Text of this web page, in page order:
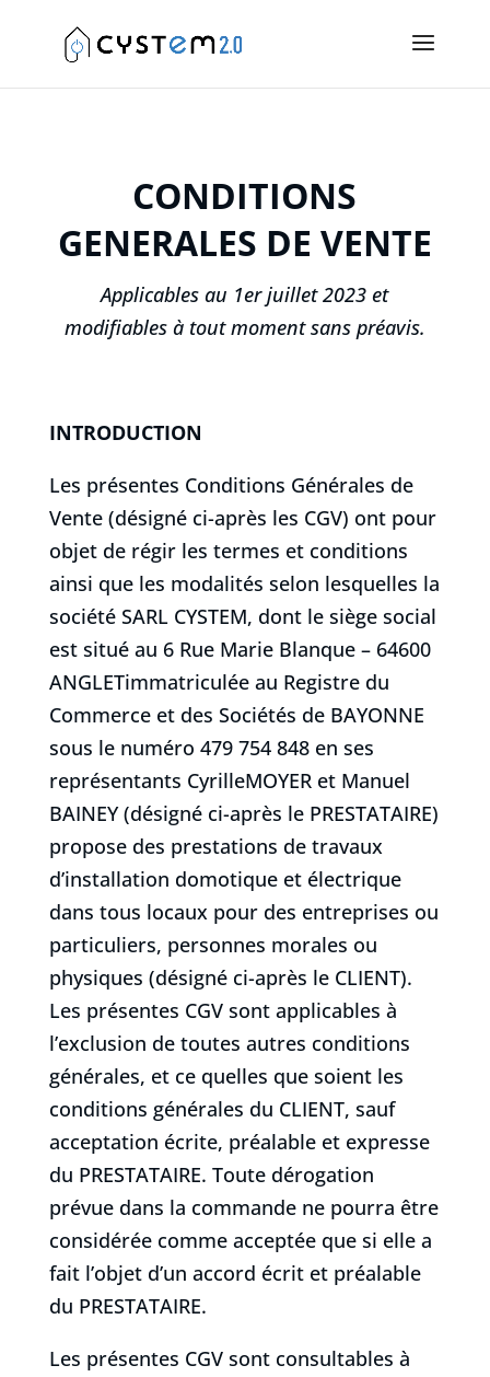
CONDITIONS
GENERALES DE VENTE
Applicables au 1er juillet 2023 et
modifiables à tout moment sans préavis.
INTRODUCTION
Les présentes Conditions Générales de
Vente (désigné ci-après les CGV) ont pour
objet de régir les termes et conditions
ainsi que les modalités selon lesquelles la
société SARL CYSTEM, dont le siège social
est situé au 6 Rue Marie Blanque – 64600
ANGLETimmatriculée au Registre du
Commerce et des Sociétés de BAYONNE
sous le numéro 479 754 848 en ses
représentants CyrilleMOYER et Manuel
BAINEY (désigné ci-après le PRESTATAIRE)
propose des prestations de travaux
d’installation domotique et électrique
dans tous locaux pour des entreprises ou
particuliers, personnes morales ou
physiques (désigné ci-après le CLIENT).
Les présentes CGV sont applicables à
l’exclusion de toutes autres conditions
générales, et ce quelles que soient les
conditions générales du CLIENT, sauf
acceptation écrite, préalable et expresse
du PRESTATAIRE. Toute dérogation
prévue dans la commande ne pourra être
considérée comme acceptée que si elle a
fait l’objet d’un accord écrit et préalable
du PRESTATAIRE.
Les présentes CGV sont consultables à